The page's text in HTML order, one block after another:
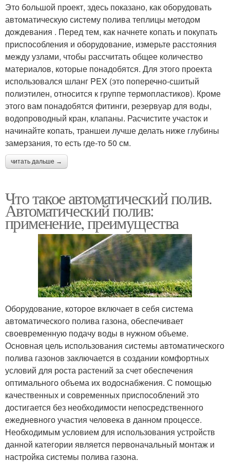
Это большой проект, здесь показано, как оборудовать
автоматическую систему полива теплицы методом
дождевания . Перед тем, как начнете копать и покупать
приспособления и оборудование, измерьте расстояния
между узлами, чтобы рассчитать общее количество
материалов, которые понадобятся. Для этого проекта
использовался шланг PEX (это поперечно-сшитый
полиэтилен, относится к группе термопластиков). Кроме
этого вам понадобятся фитинги, резервуар для воды,
водопроводный кран, клапаны. Расчистите участок и
начинайте копать, траншеи лучше делать ниже глубины
замерзания, то есть где-то 50 см.
читать дальше →
Что такое автоматический полив.
Автоматический полив:
применение, преимущества
Оборудование, которое включает в себя система
автоматического полива газона, обеспечивает
своевременную подачу воды в нужном объеме.
Основная цель использования системы автоматического
полива газонов заключается в создании комфортных
условий для роста растений за счет обеспечения
оптимального объема их водоснабжения. С помощью
качественных и современных приспособлений это
достигается без необходимости непосредственного
ежедневного участия человека в данном процессе.
Необходимым условием для использования устройств
данной категории является первоначальный монтаж и
настройка системы полива газона.